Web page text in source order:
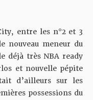
entre les n°2 et 3
nouveau meneur du
déjà très NBA ready
et nouvelle pépite
d’ailleurs sur les
possessions du